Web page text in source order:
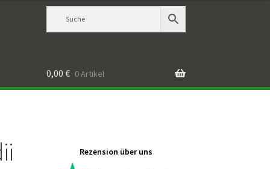
0,00 € 0 Artikel
Rezension über uns